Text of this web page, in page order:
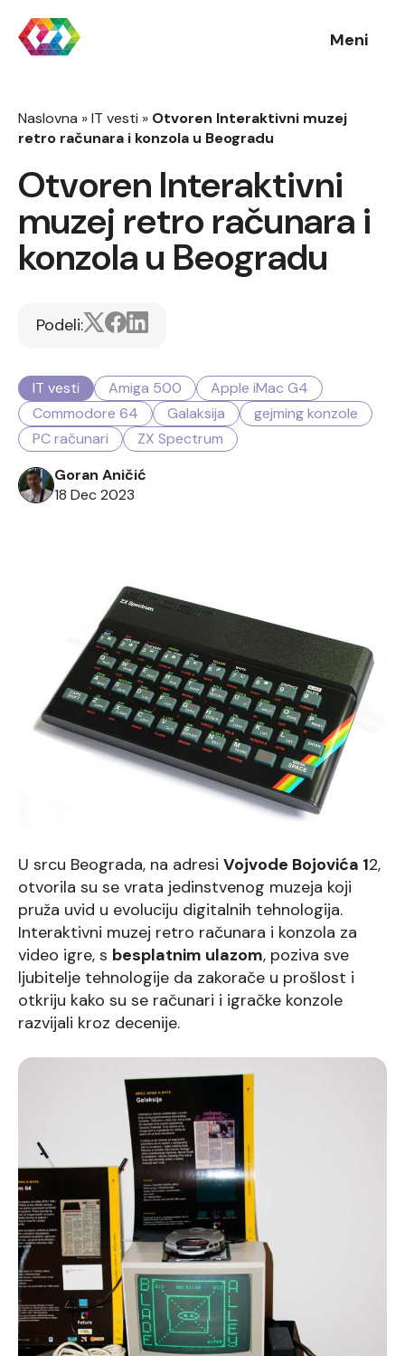
Meni
Naslovna »IT vesti » Otvoren Interaktivni muzej
retro računara i konzola u Beogradu
Otvoren Interaktivni
muzej retro računara i
konzola u Beogradu
Podeli:
IT vesti Amiga 500
Apple iMac G4
Commodore 64
Galaksija
gejming konzole
PC računari
ZX Spectrum
Goran Aničić
18 Dec 2023
U srcu Beograda, na adresi Vojvode Bojovića 12,
otvorila su se vrata jedinstvenog muzeja koji
pruža uvid u evoluciju digitalnih tehnologija.
Interaktivni muzej retro računara i konzola za
video igre, s besplatnim ulazom, poziva sve
ljubitelje tehnologije da zakorače u prošlost i
otkriju kako su se računari i igračke konzole
razvijali kroz decenije.